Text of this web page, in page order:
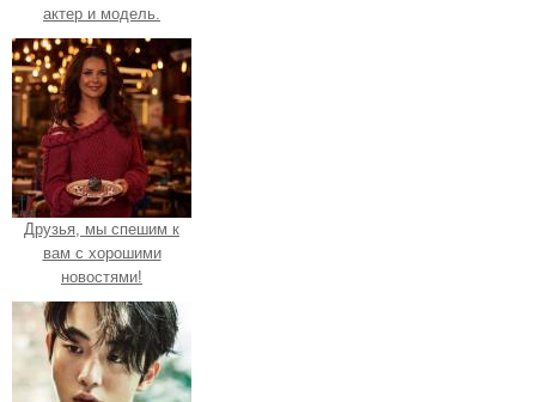
актер и модель.
Друзья, мы спешим к
вам с хорошими
новостями!